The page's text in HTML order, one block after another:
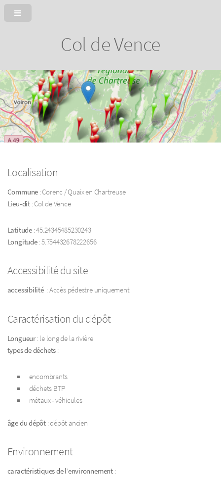
Col de Vence
Localisation
Commune : Corenc / Quaix en Chartreuse
Lieu-dit: Col de Vence
Latitude: 45.24345485230243
Longitude: 5.754432678222656
Accessibilité du site
accessibilité : Accès pédestre uniquement
Caractérisation du dépôt
Longueur: le long de la rivière
types de déchets :
encombrants
déchets BTP
métaux - véhicules
âge du dépôt : dépôt ancien
Environnement
caractéristiques de l’environnement: